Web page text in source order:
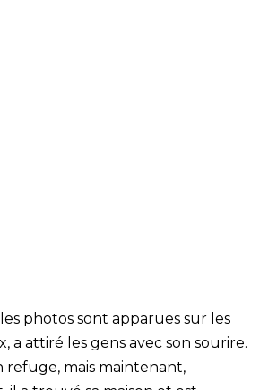
photos sont apparues sur les
a attiré les gens avec son sourire.
refuge, mais maintenant,